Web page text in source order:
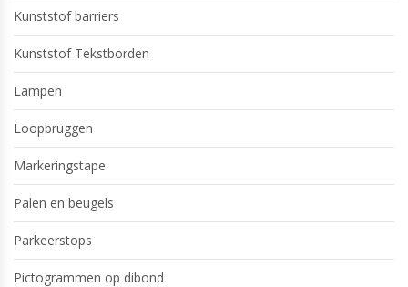
Kunststof barriers
Kunststof Tekstborden
Lampen
Loopbruggen
Markeringstape
Palen en beugels
Parkeerstops
Pictogrammen op dibond